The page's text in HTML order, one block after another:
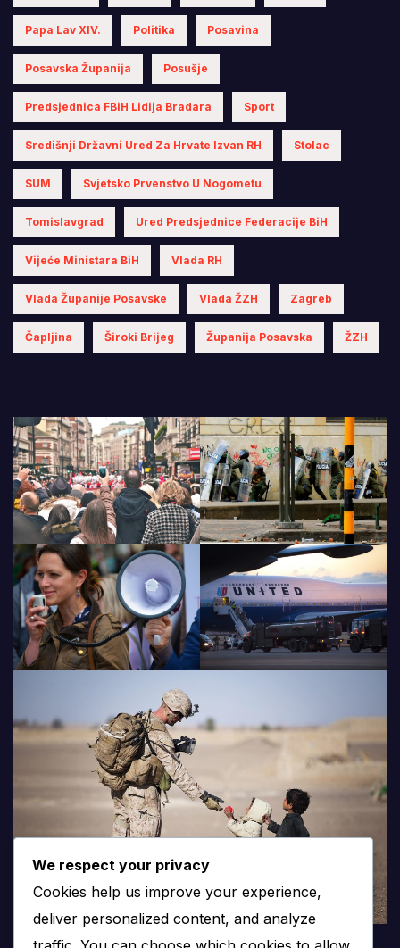
Papa Lav XIV. Politika Posavina
Posavska Županija Posušje
Predsjednica FBiH Lidija Bradara Sport
Središnji Državni Ured Za Hrvate Izvan RH Stolac
SUM Svjetsko Prvenstvo U Nogometu
Tomislavgrad Ured Predsjednice Federacije BiH
Vijeće Ministara BiH Vlada RH
Vlada Županije Posavske Vlada ŽZH Zagreb
Čapljina Široki Brijeg Županija Posavska ŽZH
We respect your privacy
Cookies help us improve your experience,
deliver personalized content, and analyze